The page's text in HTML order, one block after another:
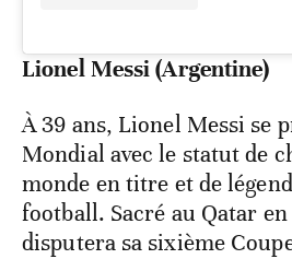
Lionel Messi (Argentine)
À 39 ans, Lionel Messi se
Mondial avec le statut de
monde en titre et de
football. Sacré au Qatar
disputera sa sixième